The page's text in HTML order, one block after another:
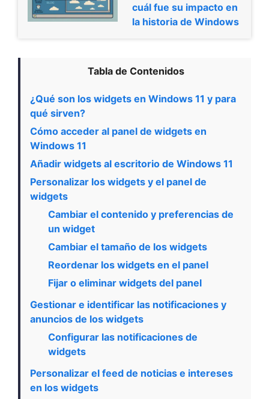
cuál fue su impacto en
la historia de Windows
Tabla de Contenidos
¿Qué son los widgets en Windows 11 y para
qué sirven?
Cómo acceder al panel de widgets en
Windows 11
Añadir widgets al escritorio de Windows 11
Personalizar los widgets y el panel de
widgets
Cambiar el contenido y preferencias de
un widget
Cambiar el tamaño de los widgets
Reordenar los widgets en el panel
Fijar o eliminar widgets del panel
Gestionar e identificar las notificaciones y
anuncios de los widgets
Configurar las notificaciones de
widgets
Personalizar el feed de noticias e intereses
en los widgets